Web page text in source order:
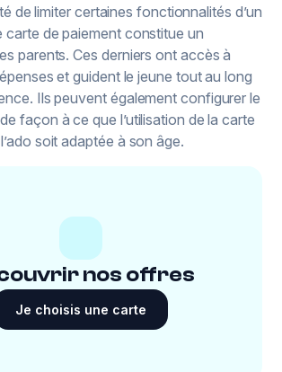
nos offres
Je choisis une carte
de limiter certaines fonctionnalités d’un
carte de paiement constitue un
parents. Ces derniers ont accès à
et guident le jeune tout au long
Ils peuvent également configurer le
façon à ce que l’utilisation de la carte
soit adaptée à son âge.